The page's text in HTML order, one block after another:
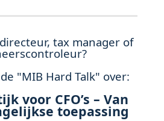
tax manager of
"MIB Hard Talk" over:
voor CFO’s – Van
toepassing